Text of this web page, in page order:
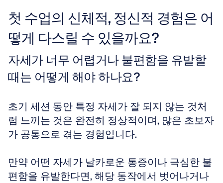
첫 수업의 신체적, 정신적 경험은 어
떻게 다스릴 수 있을까요?
자세가 너무 어렵거나 불편함을 유발할
때는 어떻게 해야 하나요?
초기 세션 동안 특정 자세가 잘 되지 않는 것처
럼 느끼는 것은 완전히 정상적이며, 많은 초보자
가 공통으로 겪는 경험입니다.
만약 어떤 자세가 날카로운 통증이나 극심한 불
편함을 유발한다면, 해당 동작에서 벗어나거나